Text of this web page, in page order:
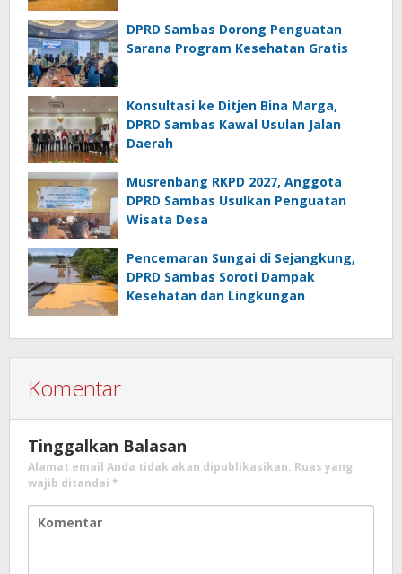
DPRD Sambas Dorong Penguatan
Sarana Program Kesehatan Gratis
Konsultasi ke Ditjen Bina Marga,
DPRD Sambas Kawal Usulan Jalan
Daerah
Musrenbang RKPD 2027, Anggota
DPRD Sambas Usulkan Penguatan
Wisata Desa
Pencemaran Sungai di Sejangkung,
DPRD Sambas Soroti Dampak
Kesehatan dan Lingkungan
Komentar
Tinggalkan Balasan
Alamat email Anda tidak akan dipublikasikan. Ruas yang
wajib ditandai *